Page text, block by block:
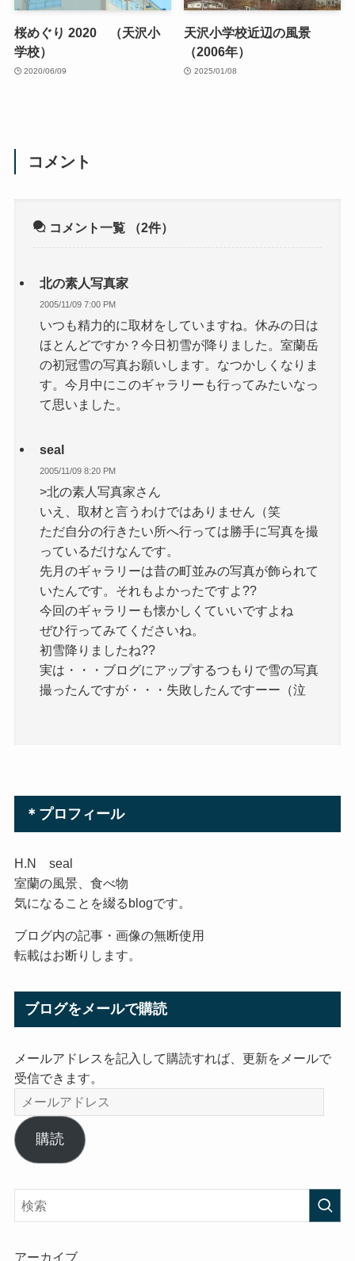
桜めぐり 2020 （天沢小
学校）
2020/06/09
天沢小学校近辺の風景
（2006年）
2025/01/08
コメント
コメント一覧 （2件）
北の素人写真家
2005/11/09 7:00 PM
いつも精力的に取材をしていますね。休みの日は
ほとんどですか？今日初雪が降りました。室蘭岳
の初冠雪の写真お願いします。なつかしくなりま
す。今月中にこのギャラリーも行ってみたいなっ
て思いました。
seal
2005/11/09 8:20 PM
>北の素人写真家さん
いえ、取材と言うわけではありません（笑
ただ自分の行きたい所へ行っては勝手に写真を撮
っているだけなんです。
先月のギャラリーは昔の町並みの写真が飾られて
いたんです。それもよかったですよ??
今回のギャラリーも懐かしくていいですよね
ぜひ行ってみてくださいね。
初雪降りましたね??
実は・・・ブログにアップするつもりで雪の写真
撮ったんですが・・・失敗したんですーー（泣
＊プロフィール
H.N seal
室蘭の風景、食べ物
気になることを綴るblogです。
ブログ内の記事・画像の無断使用
転載はお断りします。
ブログをメールで購読
メールアドレスを記入して購読すれば、更新をメールで
受信できます。
メ
ー
ル
ア
ス
購読
アーカイブ